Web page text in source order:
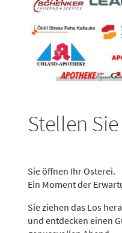
Stellen
Sie öffnen Ihr Osterei.
Ein Moment der
Sie ziehen das Los
und entdecken einen